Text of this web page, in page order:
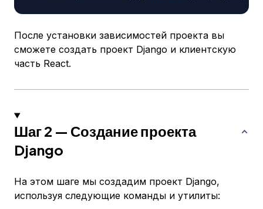
После установки зависимостей проекта вы
сможете создать проект Django и клиентскую
часть React.
Шаг 2 — Создание проекта
Django
На этом шаге мы создадим проект Django,
используя следующие команды и утилиты: